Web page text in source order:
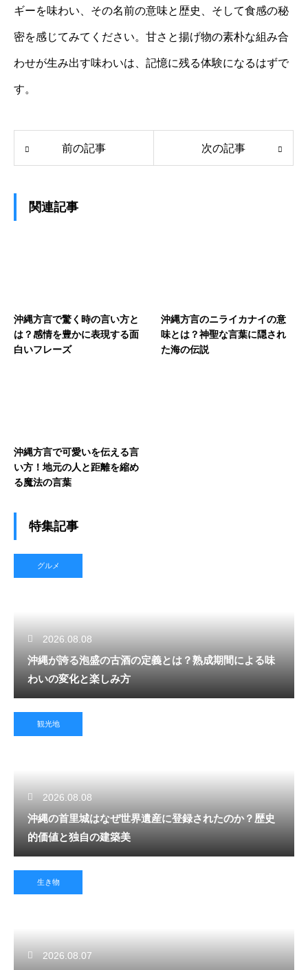
ギーを味わい、その名前の意味と歴史、そして食感の秘
密を感じてみてください。甘さと揚げ物の素朴な組み合
わせが生み出す味わいは、記憶に残る体験になるはずで
す。
前の記事 次の記事
関連記事
沖縄方言で驚く時の言い方と
は？感情を豊かに表現する面
白いフレーズ
沖縄方言のニライカナイの意
味とは？神聖な言葉に隠され
た海の伝説
沖縄方言で可愛いを伝える言
い方！地元の人と距離を縮め
る魔法の言葉
特集記事
グルメ
2026.08.08
沖縄が誇る泡盛の古酒の定義とは？熟成期間による味
わいの変化と楽しみ方
観光地
2026.08.08
沖縄の首里城はなぜ世界遺産に登録されたのか？歴史
的価値と独自の建築美
生き物
2026.08.07